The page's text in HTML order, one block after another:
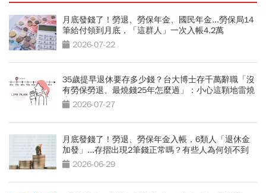
月底發錢了！勞退、勞保年金、國民年金...勞保局14
筆給付領到月底，「這群人」一次入帳4.2萬
2026-07-22
35歲提早退休要存多少錢？台大博士存千萬辭職「沒
有勞保勞退、最燒錢25年怎麼過」：小心這顆地雷燒
光存款
2026-07-27
月底發錢了！勞退、勞保年金入帳，6類人「退休金
加發」...存摺出現2筆錢正常嗎？有些人為何領不到
2026-06-29